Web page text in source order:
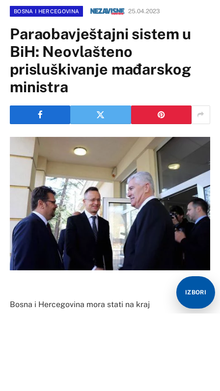
BOSNA I HERCEGOVINA 25.04.2023
Paraobavještajni sistem u
BiH: Neovlašteno
prisluškivanje mađarskog
ministra
Bosna i Hercegovina mora stati na kraj
IZBORI